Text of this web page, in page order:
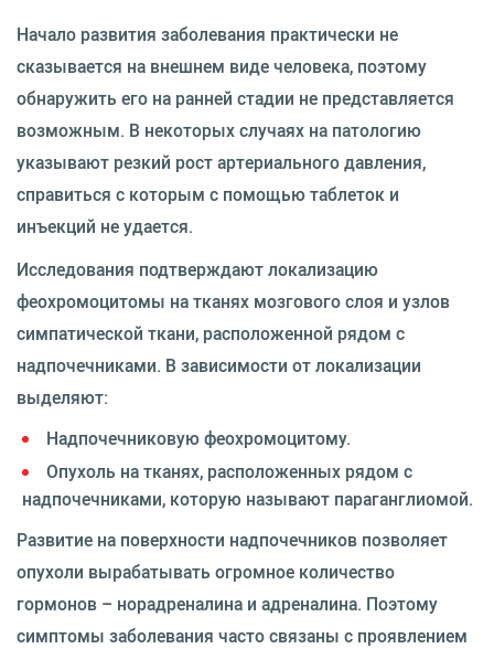
Начало развития заболевания практически не
сказывается на внешнем виде человека, поэтому
обнаружить его на ранней стадии не представляется
возможным. В некоторых случаях на патологию
указывают резкий рост артериального давления,
справиться с которым с помощью таблеток и
инъекций не удается.
Исследования подтверждают локализацию
феохромоцитомы на тканях мозгового слоя и узлов
симпатической ткани, расположенной рядом с
надпочечниками. В зависимости от локализации
выделяют:
Надпочечниковую феохромоцитому.
Опухоль на тканях, расположенных рядом с
надпочечниками, которую называют параганглиомой.
Развитие на поверхности надпочечников позволяет
опухоли вырабатывать огромное количество
гормонов – норадреналина и адреналина. Поэтому
симптомы заболевания часто связаны с проявлением